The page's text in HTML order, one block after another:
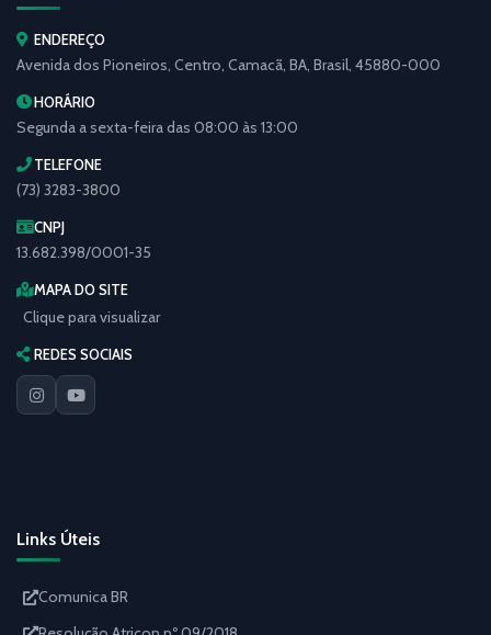
ENDEREÇO
Avenida dos Pioneiros, Centro, Camacã, BA, Brasil, 45880-000
HORÁRIO
Segunda a sexta-feira das 08:00 às 13:00
TELEFONE
(73) 3283-3800
CNPJ
13.682.398/0001-35
MAPA DO SITE
Clique para visualizar
REDES SOCIAIS
Links Úteis
Comunica BR